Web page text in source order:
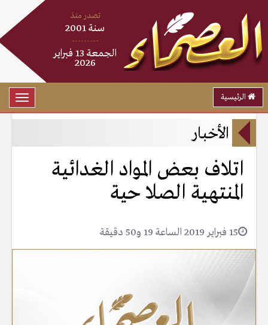
تصدر منذ
سنة 2001
---------
الجمعة 13 فبراير
2026
الرئيسية
الأخبار
اتلاف بعض المواد الغدائية
المنتهية الصلا حية
15 فبراير 2019 الساعة 19 و50 دقيقة